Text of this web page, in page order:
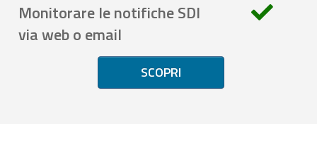
Monitorare le notifiche SDI
via web o email
SCOPRI